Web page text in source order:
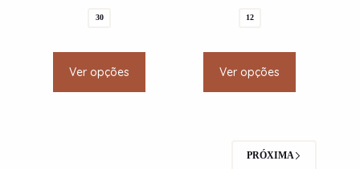
30
Ver opções
product
12
Ver opções
product
may
PRÓXIMA